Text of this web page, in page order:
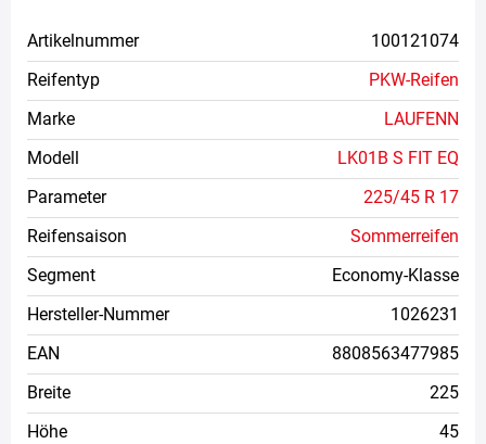
Artikelnummer
100121074
Reifentyp
PKW-Reifen
Marke
LAUFENN
Modell
LK01B S FIT EQ
Parameter
225/45 R 17
Reifensaison
Sommerreifen
Segment
Economy-Klasse
Hersteller-Nummer
1026231
EAN
8808563477985
Breite
225
Höhe
45